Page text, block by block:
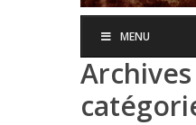
MENU